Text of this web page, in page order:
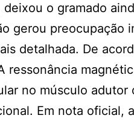
o gramado
gerou preocupação
detalhada. De
ressonância
no músculo
Em nota oficial,